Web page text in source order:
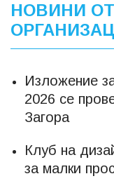
НОВИНИ
Изложение
2026 се
Загора
Клуб на
за малки